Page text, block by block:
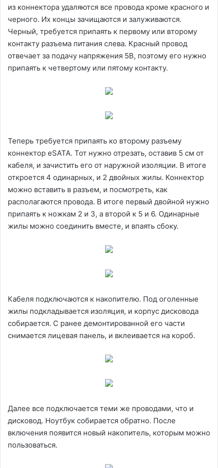
из коннектора удаляются все провода кроме красного и
черного. Их концы зачищаются и залуживаются.
Черный, требуется припаять к первому или второму
контакту разъема питания слева. Красный провод
отвечает за подачу напряжения 5В, поэтому его нужно
припаять к четвертому или пятому контакту.
Теперь требуется припаять ко второму разъему
коннектор eSATA. Тот нужно отрезать, оставив 5 см от
кабеля, и зачистить его от наружной изоляции. В итоге
откроется 4 одинарных, и 2 двойных жилы. Коннектор
можно вставить в разъем, и посмотреть, как
располагаются провода. В итоге первый двойной нужно
припаять к ножкам 2 и 3, а второй к 5 и 6. Одинарные
жилы можно соединить вместе, и впаять сбоку.
Кабеля подключаются к накопителю. Под оголенные
жилы подкладывается изоляция, и корпус дисковода
собирается. С ранее демонтированной его части
снимается лицевая панель, и вклеивается на короб.
Далее все подключается теми же проводами, что и
дисковод. Ноутбук собирается обратно. После
включения появится новый накопитель, которым можно
пользоваться.